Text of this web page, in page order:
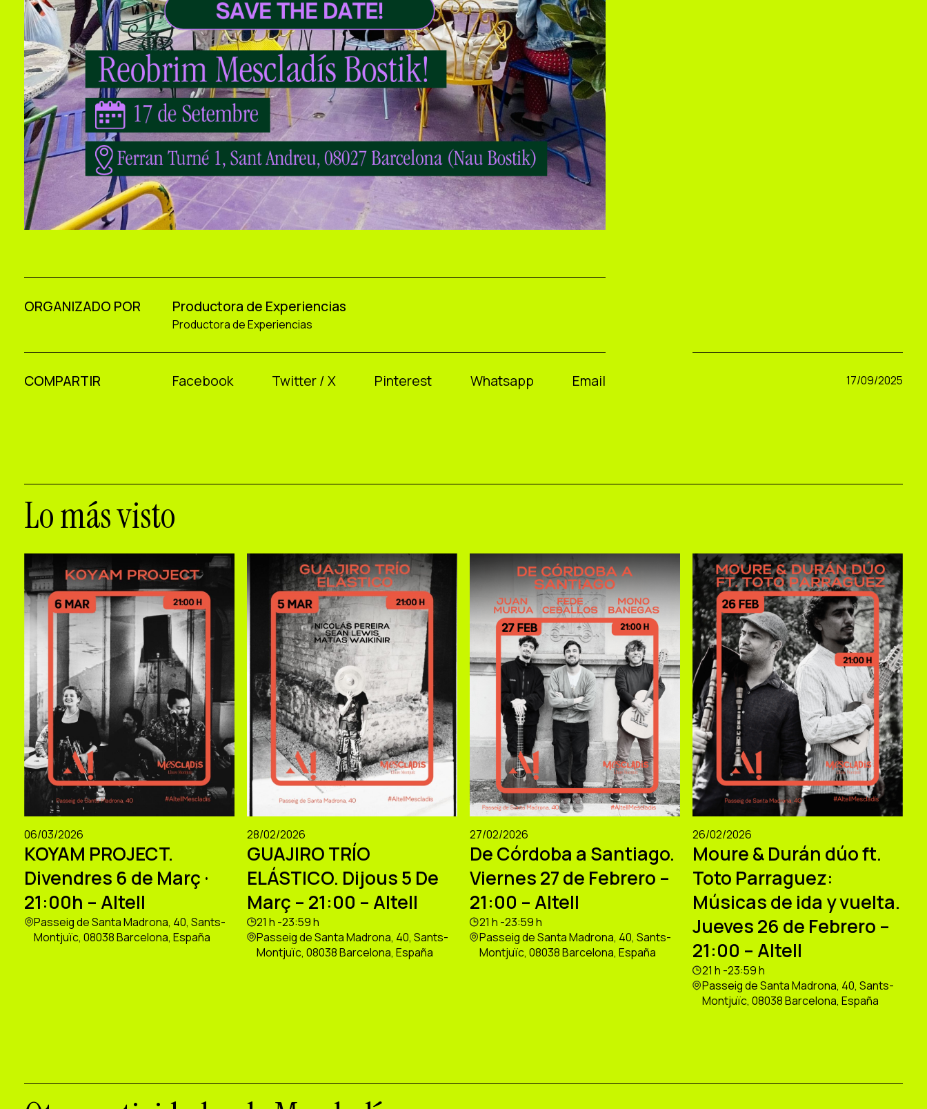
ORGANIZADO POR Productora de Experiencias
Productora de Experiencias
COMPARTIR Facebook Twitter / X Pinterest Whatsapp Email 17/09/2025
Lo más visto
06/03/2026
KOYAM PROJECT.
Divendres 6 de Març ·
21:00h – Altell
Passeig de Santa Madrona, 40, Sants-
Montjuïc, 08038 Barcelona, España
28/02/2026
GUAJIRO TRÍO
ELÁSTICO. Dijous 5 De
Març – 21:00 – Altell
21 h -23:59 h
Passeig de Santa Madrona, 40, Sants-
Montjuïc, 08038 Barcelona, España
27/02/2026
De Córdoba a Santiago.
Viernes 27 de Febrero –
21:00 – Altell
21 h -23:59 h
Passeig de Santa Madrona, 40, Sants-
Montjuïc, 08038 Barcelona, España
26/02/2026
Moure & Durán dúo ft.
Toto Parraguez:
Músicas de ida y vuelta.
Jueves 26 de Febrero –
21:00 – Altell
21 h -23:59 h
Passeig de Santa Madrona, 40, Sants-
Montjuïc, 08038 Barcelona, España